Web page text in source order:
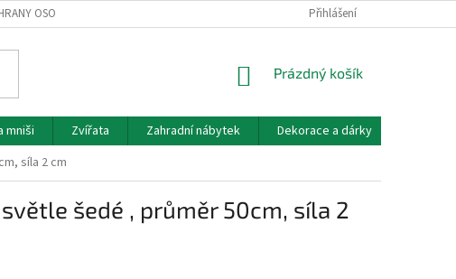
OSOBNÍCH ÚDAJŮ KONTAKT, OTEVÍRACÍ DOBA
Přihlášení
NÁKUPNÍ
Prázdný košík
mniši Zvířata Zahradní nábytek Dekorace a dárky
síla 2 cm
šedé , průměr 50cm, síla 2